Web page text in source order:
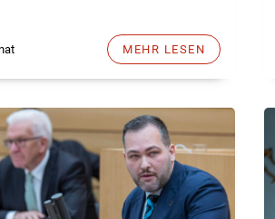
MEHR LESEN